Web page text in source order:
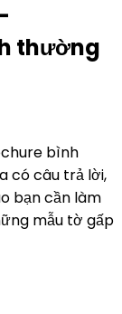
thường
bình
có câu trả lời,
bạn cần làm
mẫu tờ gấp